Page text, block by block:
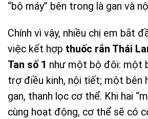
“bộ máy” bên trong là gan và
Chính vì vậy, nhiều chị em bắt
việc kết hợp thuốc rắn Thái
Tan số 1 như một bộ đôi: một
trợ điều kinh, nội tiết; một bên
gan, thanh lọc cơ thể. Khi hai
cùng hoạt động, cơ thể sẽ có